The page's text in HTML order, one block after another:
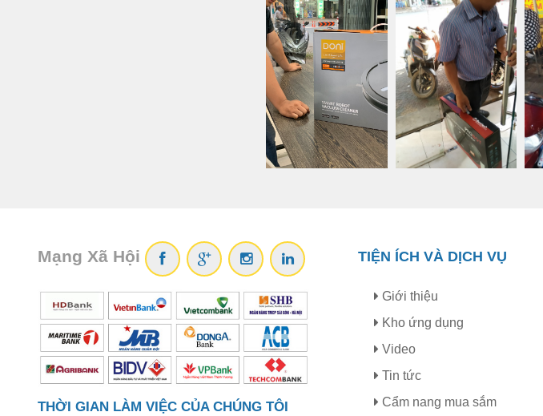
Mạng Xã Hội
THỜI GIAN LÀM VIỆC CỦA CHÚNG TÔI
TIỆN ÍCH VÀ DỊCH VỤ
Giới thiệu
Kho ứng dụng
Video
Tin tức
Cẩm nang mua sắm